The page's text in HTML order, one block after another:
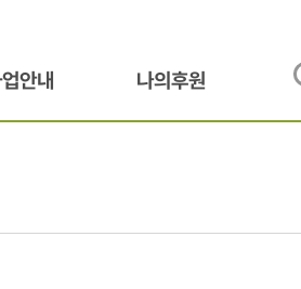
안내 나의후원